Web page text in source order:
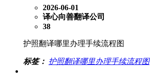
2026-06-01
译心向善翻译公司
38
护照翻译哪里办理手续流程图
标签： 护照翻译哪里办理手续流程图